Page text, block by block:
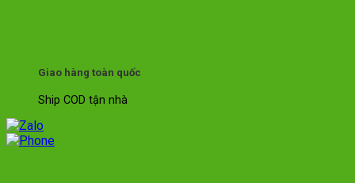
Giao hàng toàn quốc
Ship COD tận nhà